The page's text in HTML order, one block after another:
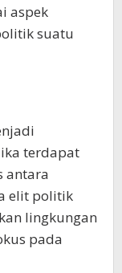
aspek
suatu
terdapat
antara
elit politik
lingkungan
pada